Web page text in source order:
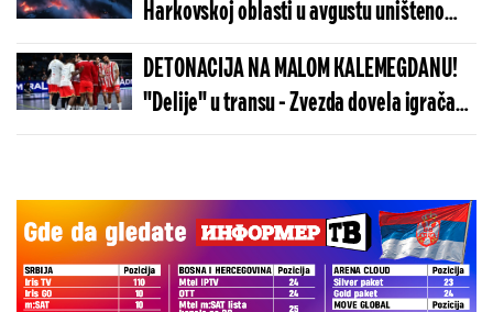
Harkovskoj oblasti u avgustu uništeno
više od 100 „baba jaga“
DETONACIJA NA MALOM KALEMEGDANU!
"Delije" u transu - Zvezda dovela igrača
Real Madrida!